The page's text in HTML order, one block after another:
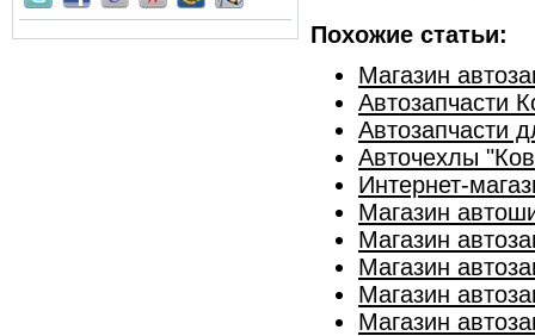
Похожие статьи:
Магазин
Автозапчасти
Автозапчасти
Авточехлы
Интернет-
Магазин
Магазин
Магазин
Магазин
Магазин